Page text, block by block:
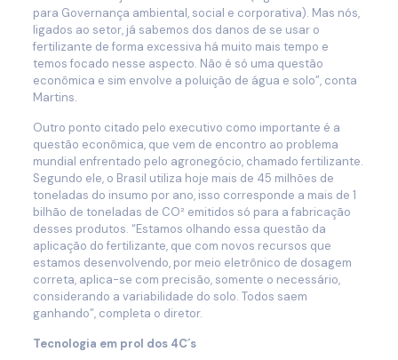
para Governança ambiental, social e corporativa). Mas nós,
ligados ao setor, já sabemos dos danos de se usar o
fertilizante de forma excessiva há muito mais tempo e
temos focado nesse aspecto. Não é só uma questão
econômica e sim envolve a poluição de água e solo”, conta
Martins.
Outro ponto citado pelo executivo como importante é a
questão econômica, que vem de encontro ao problema
mundial enfrentado pelo agronegócio, chamado fertilizante.
Segundo ele, o Brasil utiliza hoje mais de 45 milhões de
toneladas do insumo por ano, isso corresponde a mais de 1
bilhão de toneladas de CO² emitidos só para a fabricação
desses produtos. “Estamos olhando essa questão da
aplicação do fertilizante, que com novos recursos que
estamos desenvolvendo, por meio eletrônico de dosagem
correta, aplica-se com precisão, somente o necessário,
considerando a variabilidade do solo. Todos saem
ganhando”, completa o diretor.
Tecnologia em prol dos 4C´s